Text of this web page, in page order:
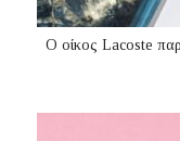
Ο οίκος Lacoste